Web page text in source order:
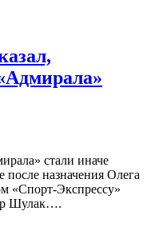
стали иначе
после назначения Олега
«Спорт-Экспрессу»
Шулак….